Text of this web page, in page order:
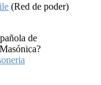
(Red de poder)
de